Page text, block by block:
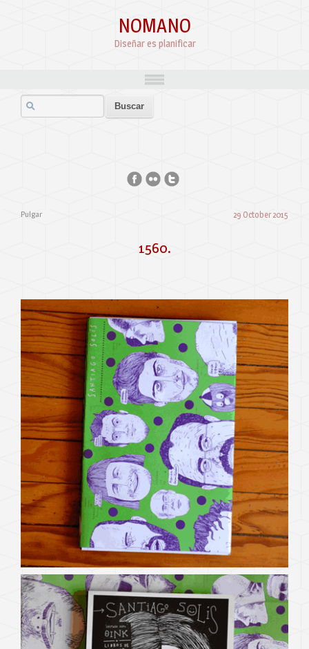
NOMANO
Diseñar es planificar
Pulgar 29 October 2015
1560.